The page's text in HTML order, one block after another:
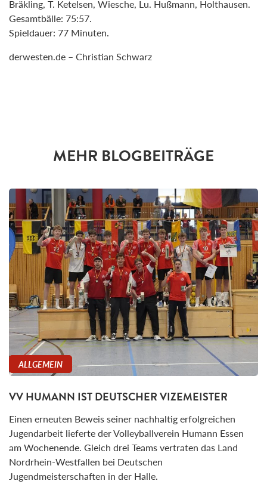
Bräkling, T. Ketelsen, Wiesche, Lu. Hußmann, Holthausen.
Gesamtbälle: 75:57.
Spieldauer: 77 Minuten.
derwesten.de – Christian Schwarz
MEHR BLOGBEITRÄGE
ALLGEMEIN
VV HUMANN IST DEUTSCHER VIZEMEISTER
Einen erneuten Beweis seiner nachhaltig erfolgreichen
Jugendarbeit lieferte der Volleyballverein Humann Essen
am Wochenende. Gleich drei Teams vertraten das Land
Nordrhein-Westfallen bei Deutschen
Jugendmeisterschaften in der Halle.